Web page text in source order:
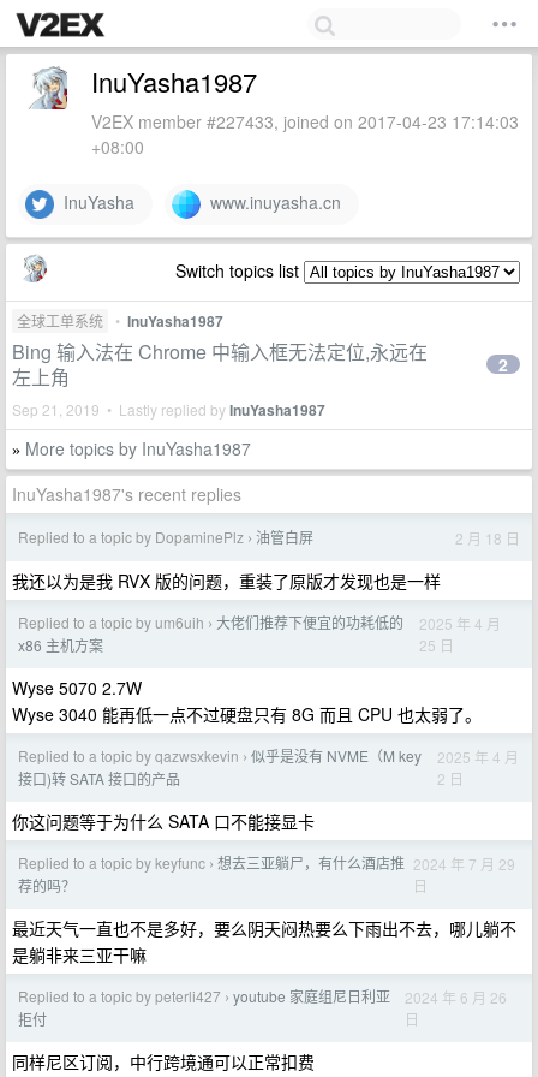
InuYasha1987
V2EX member #227433, joined on 2017-04-23 17:14:03
+08:00
InuYasha www.inuyasha.cn
Switch topics list
全球工单系统 • InuYasha1987
Bing 输入法在 Chrome 中输入框无法定位,永远在
左上角
Sep 21, 2019 • Lastly replied byInuYasha1987
2
» More topics by InuYasha1987
InuYasha1987's recent replies
Replied to a topic by DopaminePlz › 油管白屏 2 月 18 日
我还以为是我 RVX 版的问题，重装了原版才发现也是一样
Replied to a topic by um6uih › 大佬们推荐下便宜的功耗低的
x86 主机方案
2025 年 4 月
25 日
Wyse 5070 2.7W
Wyse 3040 能再低一点不过硬盘只有 8G 而且 CPU 也太弱了。
Replied to a topic by qazwsxkevin › 似乎是没有 NVME（M key
接口)转 SATA 接口的产品
2025 年 4 月
2 日
你这问题等于为什么 SATA 口不能接显卡
Replied to a topic by keyfunc › 想去三亚躺尸，有什么酒店推
荐的吗？
2024 年 7 月 29
日
最近天气一直也不是多好，要么阴天闷热要么下雨出不去，哪儿躺不
是躺非来三亚干嘛
Replied to a topic by peterli427 › youtube 家庭组尼日利亚
拒付
2024 年 6 月 26
日
同样尼区订阅，中行跨境通可以正常扣费